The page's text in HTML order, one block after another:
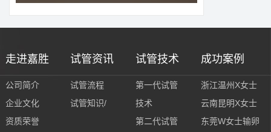
走进嘉胜
公司简介
企业文化
资质荣誉
试管资讯
试管流程
试管知识/
试管技术
第一代试管
技术
第二代试管
成功案例
浙江温州X女士
云南昆明X女士
东莞W女士输卵